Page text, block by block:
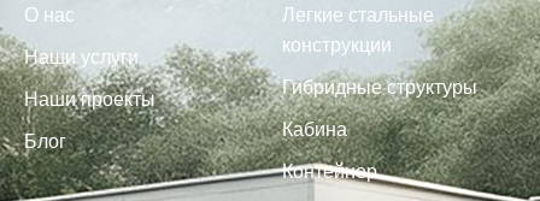
О нас
Наши услуги
Наши проекты
Блог
Легкие стальные
конструкции
Гибридные структуры
Кабина
Контейнер